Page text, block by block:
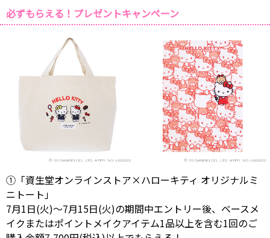
必ずもらえる！プレゼントキャンペーン
①「資生堂オンラインストア×ハローキティ オリジナルミ
ニトート」
7月1日(火)～7月15日(火)の期間中エントリー後、ベースメ
イクまたはポイントメイクアイテム1品以上を含む1回のご